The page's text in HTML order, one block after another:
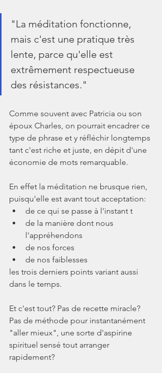
"La méditation fonctionne,
mais c'est une pratique très
lente, parce qu'elle est
extrêmement respectueuse
des résistances."
Comme souvent avec Patricia ou son
époux Charles, on pourrait encadrer ce
type de phrase et y réfléchir longtemps
tant c'est riche et juste, en dépit d'une
économie de mots remarquable.
En effet la méditation ne brusque rien,
puisqu'elle est avant tout acceptation:
de ce qui se passe à l'instant t
de la manière dont nous
l'appréhendons
de nos forces
de nos faiblesses
les trois derniers points variant aussi
dans le temps.
Et c'est tout? Pas de recette miracle?
Pas de méthode pour instantanément
"aller mieux", une sorte d'aspirine
spirituel sensé tout arranger
rapidement?